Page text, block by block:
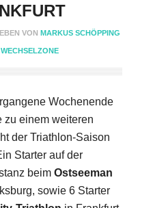
VON MARKUS SCHÖPPING
WECHSELZONE
Wochenende
zu einem weiteren
der Triathlon-Saison
Starter auf der
beim Ostseeman
sowie 6 Starter